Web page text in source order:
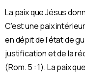
La paix que Jésus
C’est une paix
en dépit de l’état de
justification et de la
(Rom. 5 : 1). La paix